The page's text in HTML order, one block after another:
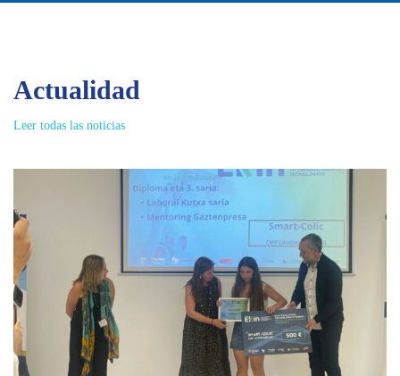
Actualidad
Leer todas las noticias